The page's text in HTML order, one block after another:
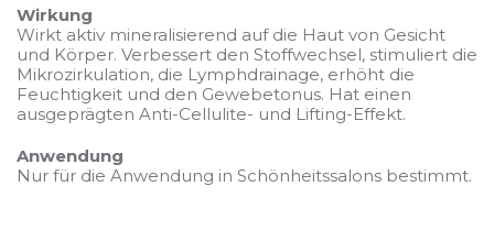
Wirkung
Wirkt aktiv mineralisierend auf die Haut von Gesicht
und Körper. Verbessert den Stoffwechsel, stimuliert die
Mikrozirkulation, die Lymphdrainage, erhöht die
Feuchtigkeit und den Gewebetonus. Hat einen
ausgeprägten Anti-Cellulite- und Lifting-Effekt.
Anwendung
Nur für die Anwendung in Schönheitssalons bestimmt.